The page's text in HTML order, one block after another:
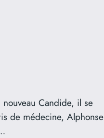
Candide, il se
de médecine, Alphonse